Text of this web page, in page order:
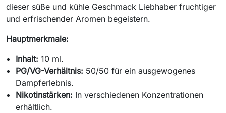
dieser süße und kühle Geschmack Liebhaber fruchtiger
und erfrischender Aromen begeistern.
Hauptmerkmale:
Inhalt: 10 ml.
PG/VG-Verhältnis: 50/50 für ein ausgewogenes
Dampferlebnis.
Nikotinstärken: In verschiedenen Konzentrationen
erhältlich.